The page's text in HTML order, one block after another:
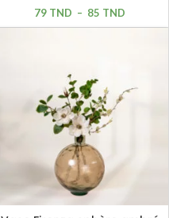
79 TND – 85 TND